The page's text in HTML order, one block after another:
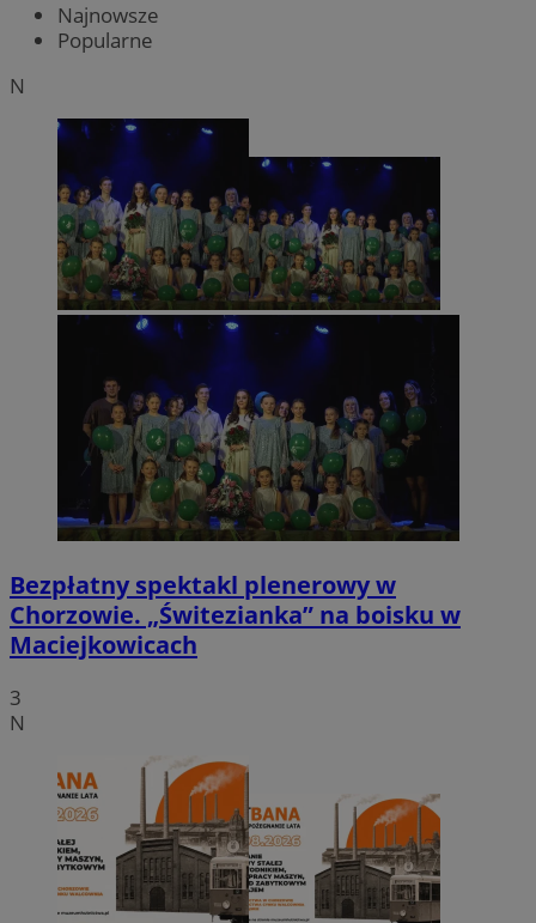
Najnowsze
Popularne
N
Bezpłatny spektakl plenerowy w
Chorzowie. „Świtezianka” na boisku w
Maciejkowicach
3
N